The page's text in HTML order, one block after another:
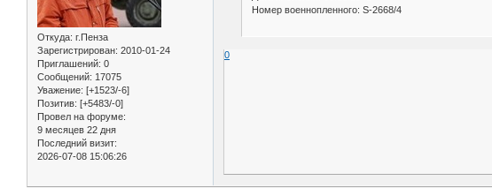
Откуда: г.Пенза
Зарегистрирован: 2010-01-24
Приглашений: 0
Сообщений: 17075
Уважение: [+1523/-6]
Позитив: [+5483/-0]
Провел на форуме:
9 месяцев 22 дня
Последний визит:
2026-07-08 15:06:26
Номер военнопленного: S-2668/4
0